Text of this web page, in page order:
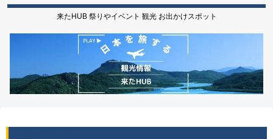
来たHUB 祭りやイベント 観光 お出かけスポット